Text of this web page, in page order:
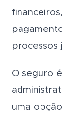
processos
O seguro
uma